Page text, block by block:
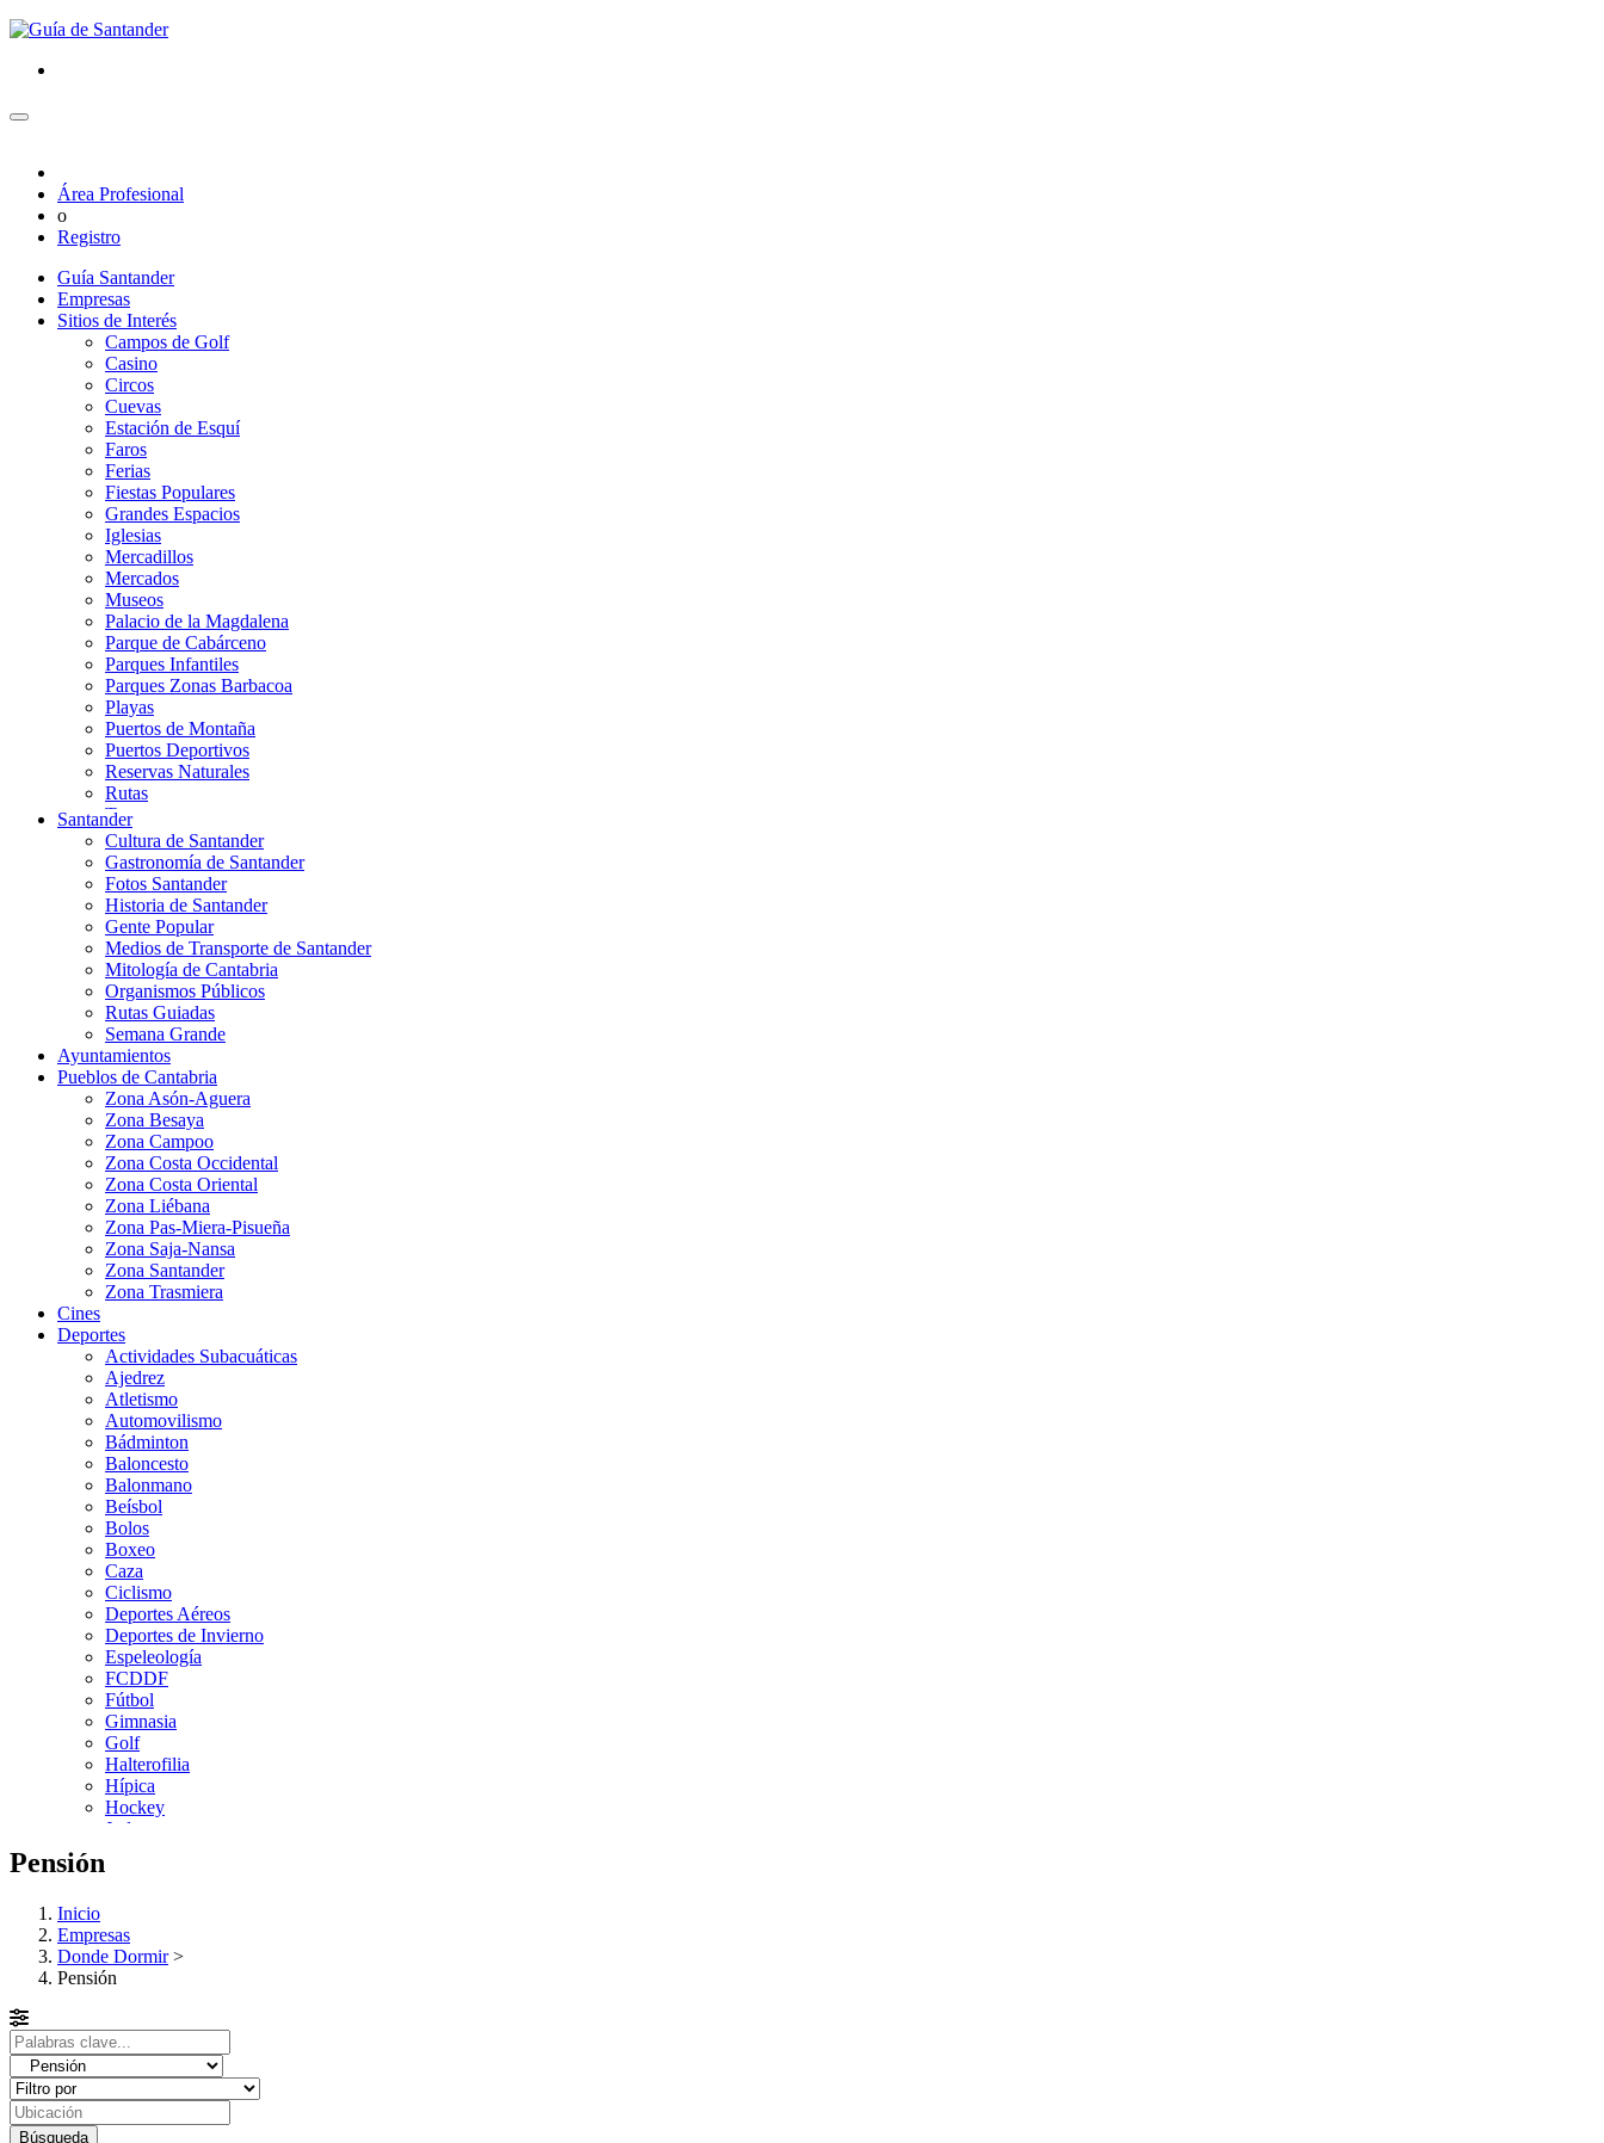
Área Profesional
o
Registro
Guía Santander
Empresas
Sitios de Interés
Campos de Golf
Casino
Circos
Cuevas
Estación de Esquí
Faros
Ferias
Fiestas Populares
Grandes Espacios
Iglesias
Mercadillos
Mercados
Museos
Palacio de la Magdalena
Parque de Cabárceno
Parques Infantiles
Parques Zonas Barbacoa
Playas
Puertos de Montaña
Puertos Deportivos
Reservas Naturales
Rutas
Teatros
Teléferico
Zoológicos
Santander
Cultura de Santander
Gastronomía de Santander
Fotos Santander
Historia de Santander
Gente Popular
Medios de Transporte de Santander
Mitología de Cantabria
Organismos Públicos
Rutas Guiadas
Semana Grande
Ayuntamientos
Pueblos de Cantabria
Zona Asón-Aguera
Zona Besaya
Zona Campoo
Zona Costa Occidental
Zona Costa Oriental
Zona Liébana
Zona Pas-Miera-Pisueña
Zona Saja-Nansa
Zona Santander
Zona Trasmiera
Cines
Deportes
Actividades Subacuáticas
Ajedrez
Atletismo
Automovilismo
Bádminton
Baloncesto
Balonmano
Beísbol
Bolos
Boxeo
Caza
Ciclismo
Deportes Aéreos
Deportes de Invierno
Espeleología
FCDDF
Fútbol
Gimnasia
Golf
Halterofilia
Hípica
Hockey
Judo
Pádel
Patinaje
Pesca
Remo
Salvamento y Socorrismo
Squash
Surf
Pensión
Inicio
Empresas
Donde Dormir >
Pensión
Búsqueda